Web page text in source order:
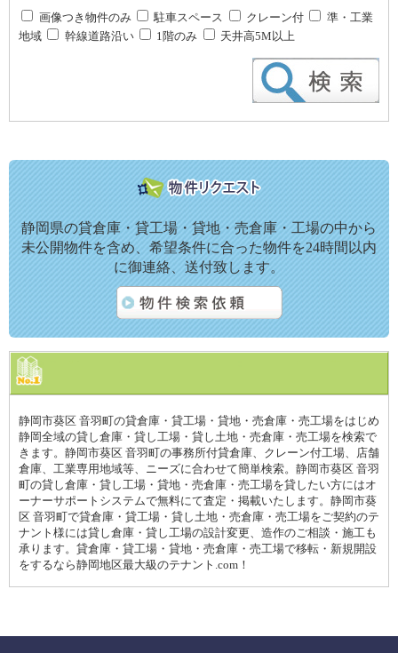
画像つき物件のみ 駐車スペース クレーン付
準・工業
地域
幹線道路沿い 1階のみ 天井高5M以上
静岡県の貸倉庫・貸工場・貸地・売倉庫・工場の中から
未公開物件を含め、希望条件に合った物件を24時間以内
に御連絡、送付致します。
静岡市葵区 音羽町の貸倉庫・貸工場・貸地・売倉庫・売工場をはじめ
静岡全域の貸し倉庫・貸し工場・貸し土地・売倉庫・売工場を検索で
きます。静岡市葵区 音羽町の事務所付貸倉庫、クレーン付工場、店舗
倉庫、工業専用地域等、ニーズに合わせて簡単検索。静岡市葵区 音羽
町の貸し倉庫・貸し工場・貸地・売倉庫・売工場を貸したい方にはオ
ーナーサポートシステムで無料にて査定・掲載いたします。静岡市葵
区 音羽町で貸倉庫・貸工場・貸し土地・売倉庫・売工場をご契約のテ
ナント様には貸し倉庫・貸し工場の設計変更、造作のご相談・施工も
承ります。貸倉庫・貸工場・貸地・売倉庫・売工場で移転・新規開設
をするなら静岡地区最大級のテナント.com！